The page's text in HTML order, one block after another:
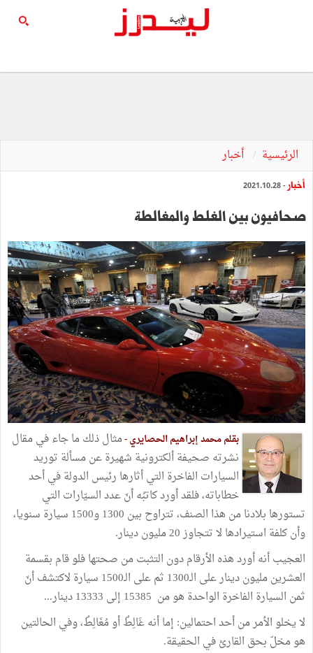
الرئيسية أخبار
أخبار - 2021.10.28
صحافيون بين الغلط والمغالطة
بقلم محمد إبراهيم الحصايري -مثال ذلك ما جاء في مقال
نشرته صحيفة ألكترونية شهيرة عن مسألة توريد
السيارات الفاخرة التي أثارها رئيس الدولة في أحد
خطاباته، فلقد أورد كاتبُه أنّ عدد السيّارات التي
تستورها بلادنا من هذا الصنف، تتراوح بين 1300 و1500 سيارة سنويا،
وأن كلفة استيرادها لا تتجاوز 20 مليون دينار.
العجيب أنه أورد هذه الأرقام دون التثبت من صحتها فلو قام بقسمة
العشرين مليون دينار على الـ1300 ثم على الـ1500 سيارة لاكتشف أنّ
ثمن السيارة الفاخرة الواحدة هو من 15385 إلى 13333 دينار...
لا يخلو الأمر من أحد احتمالين: إما أنه غَالِطٌ أو مُغَالِطٌ، وفي الحالتين
هو مخلّ بحق القارئ في الحقيقة.